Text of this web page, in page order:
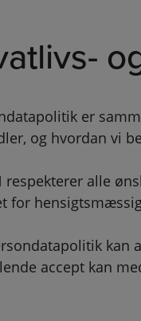
er
og hvordan
respekterer
for
kan
accept kan